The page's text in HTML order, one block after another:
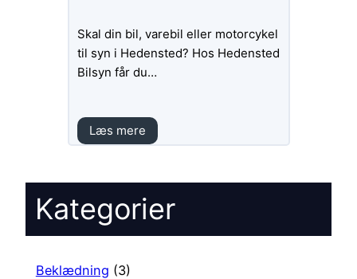
Kategorier
Beklædning (3)
Skal din bil, varebil eller motorcykel
til syn i Hedensted? Hos Hedensted
Bilsyn får du…
Læs mere